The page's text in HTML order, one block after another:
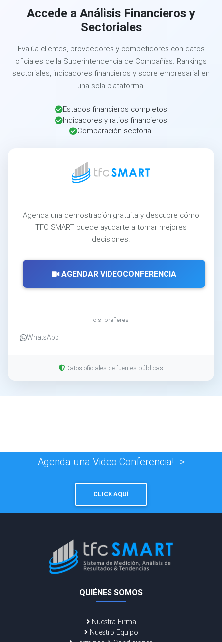
Accede a Análisis Financieros y
Sectoriales
Evalúa clientes, proveedores y competidores con datos
oficiales de la Superintendencia de Compañías. Rankings
sectoriales, indicadores financieros y score empresarial en
una sola plataforma.
Estados financieros completos
Indicadores y ratios financieros
Comparación sectorial
Agenda una demostración gratuita y descubre cómo
TFC SMART puede ayudarte a tomar mejores
decisiones.
AGENDAR VIDEOCONFERENCIA
o si prefieres
WhatsApp
Datos oficiales de fuentes públicas
Agenda una Video Conferencia! ->
CLICK AQUÍ
QUIÉNES SOMOS
Nuestra Firma
Nuestro Equipo